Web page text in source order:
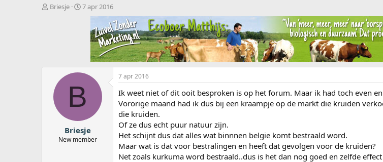
O
Briesje
S
m
7 apr 2016
B
Briesje
New member
7 apr 2016
Ik weet niet of dit ooit besproken is op het forum. Maar ik had toch even
Vororige maand had ik dus bij een kraampje op de markt die kruiden
die kruiden.
Of ze dus echt puur natuur zijn.
Het schijnt dus dat alles wat binnnen belgie komt bestraald word.
Maar wat is dat voor bestralingen en heeft dat gevolgen voor de kruiden?
Net zoals kurkuma word bestraald..dus is het dan nog goed en zelfde